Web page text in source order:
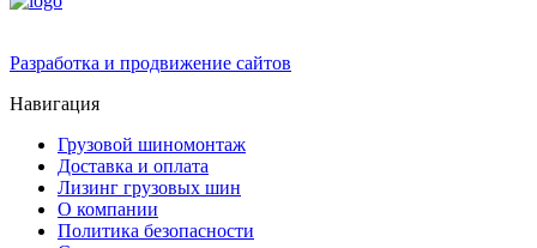
Разработка и продвижение сайтов
Навигация
Грузовой шиномонтаж
Доставка и оплата
Лизинг грузовых шин
О компании
Политика безопасности